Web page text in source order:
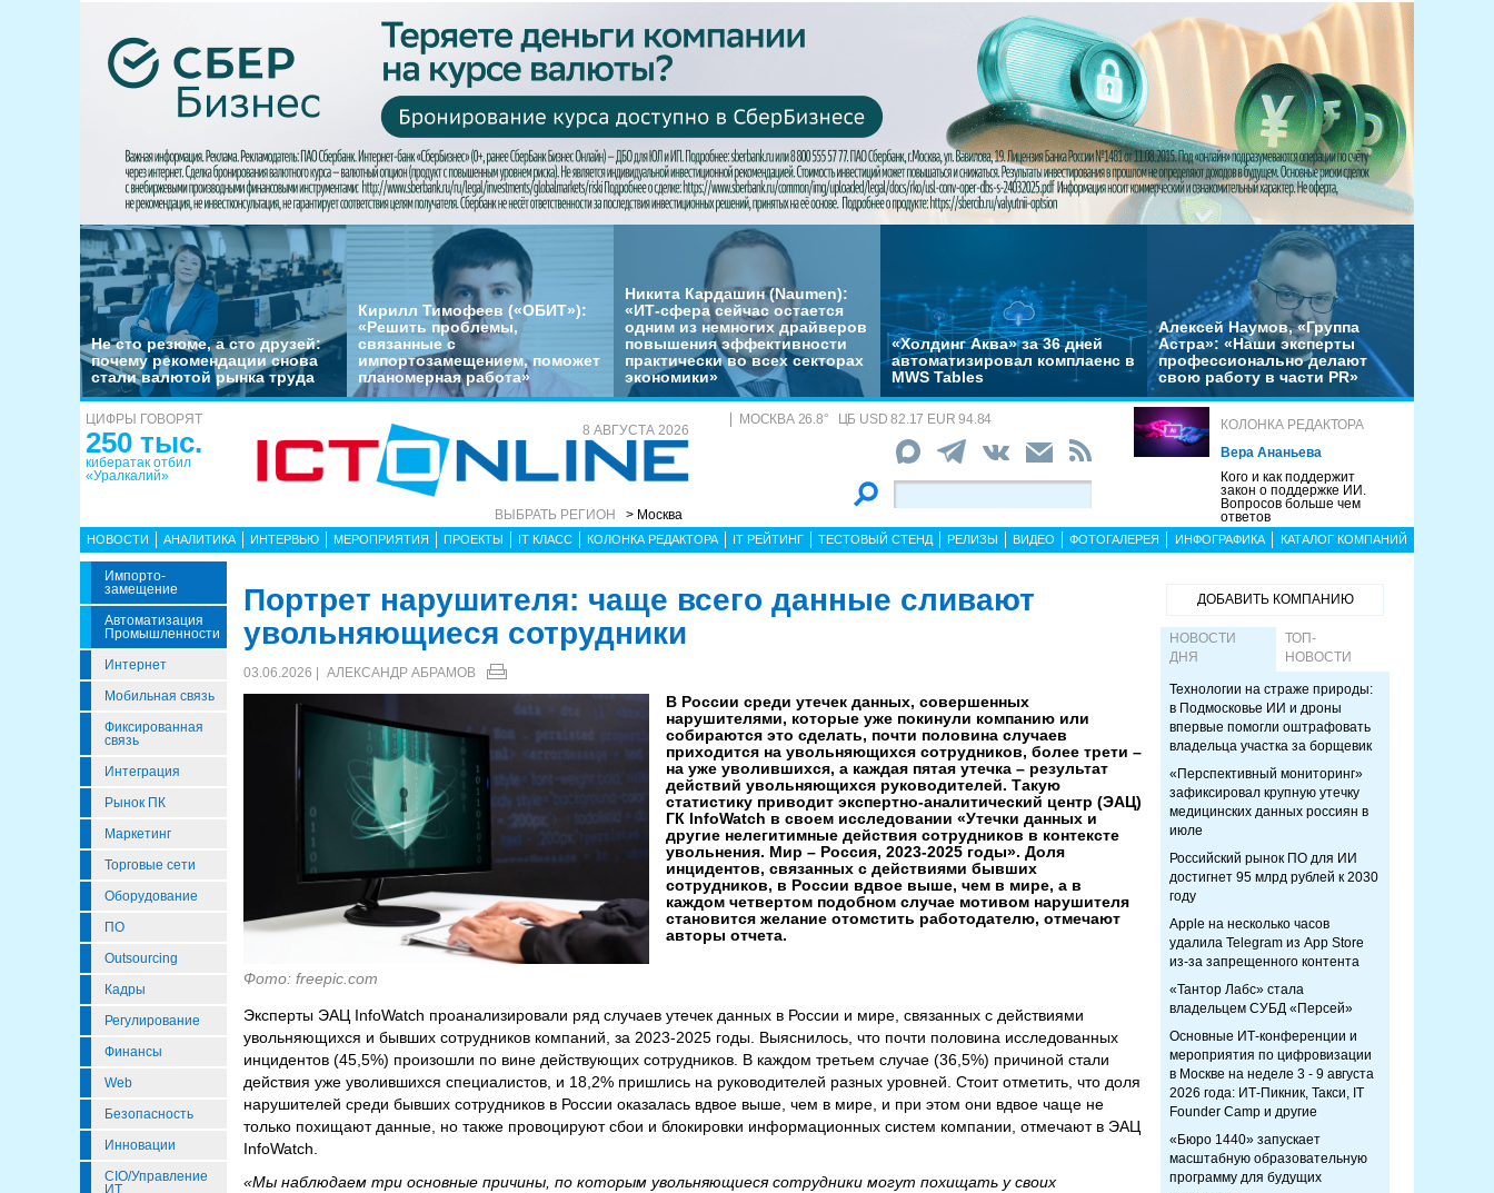
Не сто резюме, а сто друзей:
почему рекомендации снова
стали валютой рынка труда
Кирилл Тимофеев («ОБИТ»):
«Решить проблемы,
связанные с
импортозамещением, поможет
планомерная работа»
Никита Кардашин (Naumen):
«ИТ-сфера сейчас остается
одним из немногих драйверов
повышения эффективности
практически во всех секторах
экономики»
«Холдинг Аква» за 36 дней
автоматизировал комплаенс в
MWS Tables
Алексей Наумов, «Группа
Астра»: «Наши эксперты
профессионально делают
свою работу в части PR»
ЦИФРЫ ГОВОРЯТ
250 тыс.
кибератак отбил
«Уралкалий»
8 АВГУСТА 2026
ВЫБРАТЬ РЕГИОН > Москва
МОСКВА 26.8° ЦБ USD 82.17 EUR 94.84
КОЛОНКА РЕДАКТОРА
Вера Ананьева
Кого и как поддержит
закон о поддержке ИИ.
Вопросов больше чем
ответов
НОВОСТИ АНАЛИТИКА ИНТЕРВЬЮ МЕРОПРИЯТИЯ ПРОЕКТЫ IT КЛАСС КОЛОНКА РЕДАКТОРА IT РЕЙТИНГ ТЕСТОВЫЙ СТЕНД РЕЛИЗЫ ВИДЕО ФОТОГАЛЕРЕЯ ИНФОГРАФИКА КАТАЛОГ КОМПАНИЙ
Импорто­
Замещение
Автоматизация
Промышленности
Интернет
Мобильная связь
Фиксированная
связь
Интеграция
Рынок ПК
Маркетинг
Торговые сети
Оборудование
ПО
Outsourcing
Кадры
Регулирование
Финансы
Web
Безопасность
Инновации
CIO/Управление
ИТ
Портрет нарушителя: чаще всего данные сливают
увольняющиеся сотрудники
03.06.2026 | АЛЕКСАНДР АБРАМОВ
Фото: freepic.com
В России среди утечек данных, совершенных
нарушителями, которые уже покинули компанию или
собираются это сделать, почти половина случаев
приходится на увольняющихся сотрудников, более трети –
на уже уволившихся, а каждая пятая утечка – результат
действий увольняющихся руководителей. Такую
статистику приводит экспертно-аналитический центр (ЭАЦ)
ГК InfoWatch в своем исследовании «Утечки данных и
другие нелегитимные действия сотрудников в контексте
увольнения. Мир – Россия, 2023-2025 годы». Доля
инцидентов, связанных с действиями бывших
сотрудников, в России вдвое выше, чем в мире, а в
каждом четвертом подобном случае мотивом нарушителя
становится желание отомстить работодателю, отмечают
авторы отчета.
Эксперты ЭАЦ InfoWatch проанализировали ряд случаев утечек данных в России и мире, связанных с действиями
увольняющихся и бывших сотрудников компаний, за 2023-2025 годы. Выяснилось, что почти половина исследованных
инцидентов (45,5%) произошли по вине действующих сотрудников. В каждом третьем случае (36,5%) причиной стали
действия уже уволившихся специалистов, и 18,2% пришлись на руководителей разных уровней. Стоит отметить, что доля
нарушителей среди бывших сотрудников в России оказалась вдвое выше, чем в мире, и при этом они вдвое чаще не
только похищают данные, но также провоцируют сбои и блокировки информационных систем компании, отмечают в ЭАЦ
InfoWatch.
«Мы наблюдаем три основные причины, по которым увольняющиеся сотрудники могут похищать у своих
ДОБАВИТЬ КОМПАНИЮ
НОВОСТИ
ДНЯ
ТОП-
НОВОСТИ
Технологии на страже природы:
в Подмосковье ИИ и дроны
впервые помогли оштрафовать
владельца участка за борщевик
«Перспективный мониторинг»
зафиксировал крупную утечку
медицинских данных россиян в
июле
Российский рынок ПО для ИИ
достигнет 95 млрд рублей к 2030
году
Apple на несколько часов
удалила Telegram из App Store
из-за запрещенного контента
«Тантор Лабс» стала
владельцем СУБД «Персей»
Основные ИТ-конференции и
мероприятия по цифровизации
в Москве на неделе 3 - 9 августа
2026 года: ИТ-Пикник, Такси, IT
Founder Camp и другие
«Бюро 1440» запускает
масштабную образовательную
программу для будущих